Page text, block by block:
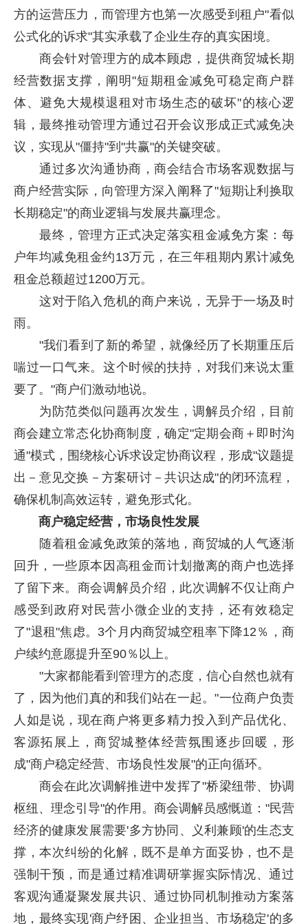
方的运营压力，而管理方也第一次感受到租户"看似
公式化的诉求"其实承载了企业生存的真实困境。
商会针对管理方的成本顾虑，提供商贸城长期
经营数据支撑，阐明"短期租金减免可稳定商户群
体、避免大规模退租对市场生态的破坏"的核心逻
辑，最终推动管理方通过召开会议形成正式减免决
议，实现从"僵持"到"共赢"的关键突破。
通过多次沟通协商，商会结合市场客观数据与
商户经营实际，向管理方深入阐释了"短期让利换取
长期稳定"的商业逻辑与发展共赢理念。
最终，管理方正式决定落实租金减免方案：每
户年均减免租金约13万元，在三年租期内累计减免
租金总额超过1200万元。
这对于陷入危机的商户来说，无异于一场及时
雨。
"我们看到了新的希望，就像经历了长期重压后
喘过一口气来。这个时候的扶持，对我们来说太重
要了。"商户们激动地说。
为防范类似问题再次发生，调解员介绍，目前
商会建立常态化协商制度，确定"定期会商＋即时沟
通"模式，围绕核心诉求设定协商议程，形成"议题提
出－意见交换－方案研讨－共识达成"的闭环流程，
确保机制高效运转，避免形式化。
商户稳定经营，市场良性发展
随着租金减免政策的落地，商贸城的人气逐渐
回升，一些原本因高租金而计划撤离的商户也选择
了留下来。商会调解员介绍，此次调解不仅让商户
感受到政府对民营小微企业的支持，还有效稳定
了"退租"焦虑。3个月内商贸城空租率下降12％，商
户续约意愿提升至90％以上。
"大家都能看到管理方的态度，信心自然也就有
了，因为他们真的和我们站在一起。"一位商户负责
人如是说，现在商户将更多精力投入到产品优化、
客源拓展上，商贸城整体经营氛围逐步回暖，形
成"商户稳定经营、市场良性发展"的正向循环。
商会在此次调解推进中发挥了"桥梁纽带、协调
枢纽、理念引导"的作用。商会调解员感慨道："民营
经济的健康发展需要'多方协同、义利兼顾'的生态支
撑，本次纠纷的化解，既不是单方面妥协，也不是
强制干预，而是通过精准调研掌握实际情况、通过
客观沟通凝聚发展共识、通过协同机制推动方案落
地，最终实现'商户纾困、企业担当、市场稳定'的多